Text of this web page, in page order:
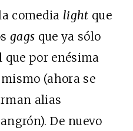
comedia light que
gags que ya sólo
que por enésima
(ahora se
alias
De nuevo